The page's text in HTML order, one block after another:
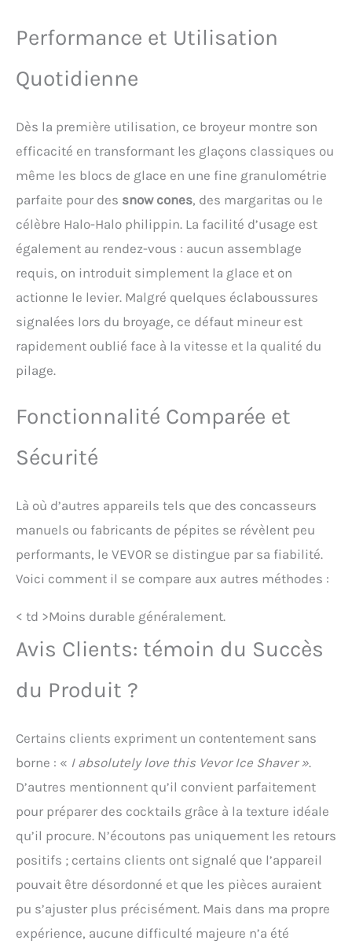
visible pour un service
utiliser et l'anneau en
silicone empêche les
éclaboussures. Utilisez
notre broyeur à glace en
toute confiance
Performance et Utilisation
Quotidienne
Dès la première utilisation, ce broyeur montre son
efficacité en transformant les glaçons classiques ou
même les blocs de glace en une fine granulométrie
parfaite pour des snow cones, des margaritas ou le
célèbre Halo-Halo philippin. La facilité d’usage est
également au rendez-vous : aucun assemblage
requis, on introduit simplement la glace et on
actionne le levier. Malgré quelques éclaboussures
signalées lors du broyage, ce défaut mineur est
rapidement oublié face à la vitesse et la qualité du
pilage.
Fonctionnalité Comparée et
Sécurité
Là où d’autres appareils tels que des concasseurs
manuels ou fabricants de pépites se révèlent peu
performants, le VEVOR se distingue par sa fiabilité.
Voici comment il se compare aux autres méthodes :
< td >Moins durable généralement.
Avis Clients: témoin du Succès
du Produit ?
Certains clients expriment un contentement sans
borne : « I absolutely love this Vevor Ice Shaver ».
D’autres mentionnent qu’il convient parfaitement
pour préparer des cocktails grâce à la texture idéale
qu’il procure. N’écoutons pas uniquement les retours
positifs ; certains clients ont signalé que l’appareil
pouvait être désordonné et que les pièces auraient
pu s’ajuster plus précisément. Mais dans ma propre
expérience, aucune difficulté majeure n’a été